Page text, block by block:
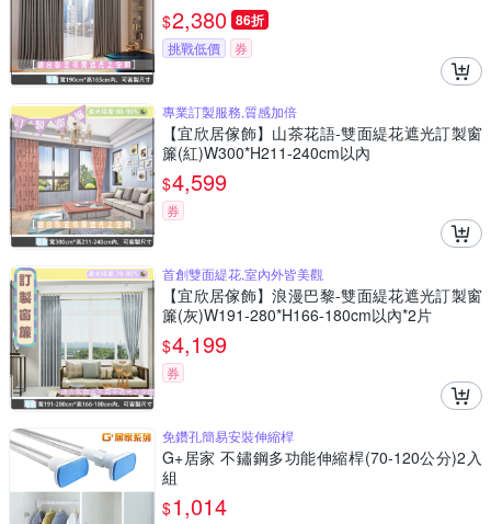
簾/台灣製MIT
$2,380 86折
挑戰低價 券
專業訂製服務,質感加倍
【宜欣居傢飾】山茶花語-雙面緹花遮光訂製窗
簾(紅)W300*H211-240cm以內
$4,599
券
首創雙面緹花,室內外皆美觀
【宜欣居傢飾】浪漫巴黎-雙面緹花遮光訂製窗
簾(灰)W191-280*H166-180cm以內*2片
$4,199
券
免鑽孔簡易安裝伸縮桿
G+居家 不鏽鋼多功能伸縮桿(70-120公分)2入
組
$1,014